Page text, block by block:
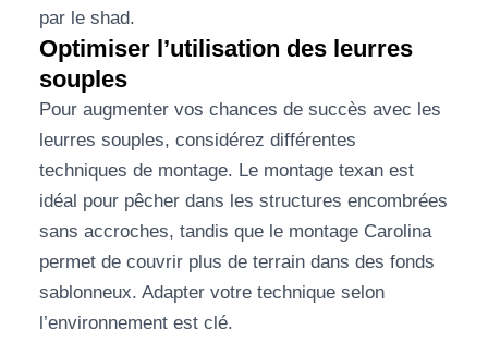
par le shad.
Optimiser l’utilisation des leurres
souples
Pour augmenter vos chances de succès avec les
leurres souples, considérez différentes
techniques de montage. Le montage texan est
idéal pour pêcher dans les structures encombrées
sans accroches, tandis que le montage Carolina
permet de couvrir plus de terrain dans des fonds
sablonneux. Adapter votre technique selon
l’environnement est clé.